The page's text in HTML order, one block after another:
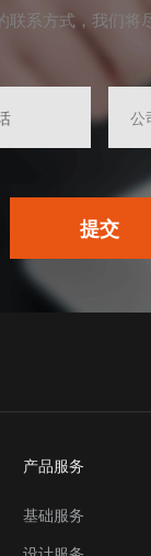
联系方式，我们将
公
提交
产品服务
基础服务